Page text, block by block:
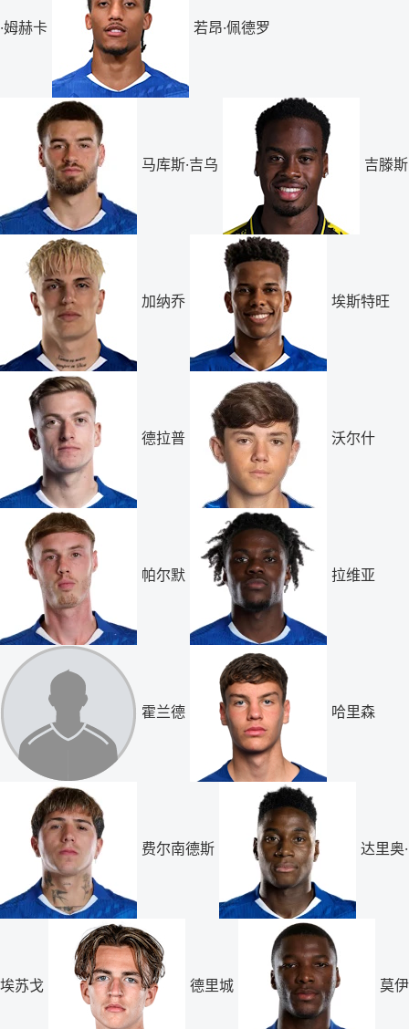
·姆赫卡 若昂·佩德罗
马库斯·吉乌 吉滕斯
加纳乔 埃斯特旺
德拉普 沃尔什
帕尔默 拉维亚
霍兰德 哈里森
费尔南德斯 达里奥·
埃苏戈 德里城 莫伊